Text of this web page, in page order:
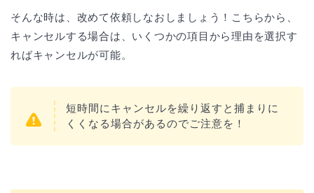
そんな時は、改めて依頼しなおしましょう！こちらから、
キャンセルする場合は、いくつかの項目から理由を選択す
ればキャンセルが可能。
短時間にキャンセルを繰り返すと捕まりに
くくなる場合があるのでご注意を！